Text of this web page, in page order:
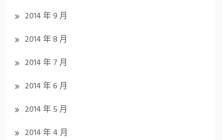
2014 年 9 月
2014 年 8 月
2014 年 7 月
2014 年 6 月
2014 年 5 月
2014 年 4 月